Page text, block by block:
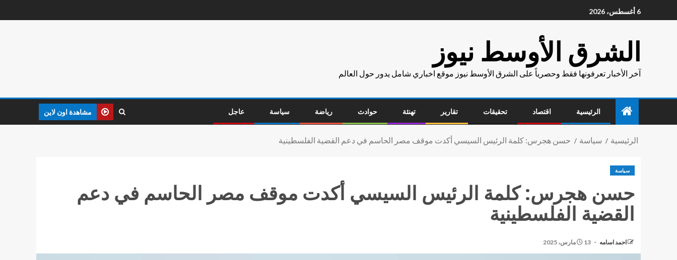
6 أغسطس، 2026
الشرق الأوسط نيوز
آخر الأخبار تعرفونها فقط وحصرياً على الشرق الأوسط نيوز موقع اخباري شامل يدور حول العالم
الرئيسية اقتصاد تحقيقات تقارير تهنئة حوادث رياضة سياسة عاجل مشاهدة اون لاين
الرئيسية سياسة حسن هجرس: كلمة الرئيس السيسي أكدت موقف مصر الحاسم في دعم القضية الفلسطينية
سياسة
حسن هجرس: كلمة الرئيس السيسي أكدت موقف مصر الحاسم في دعم
القضية الفلسطينية
احمد اسامه 13 مارس، 2025